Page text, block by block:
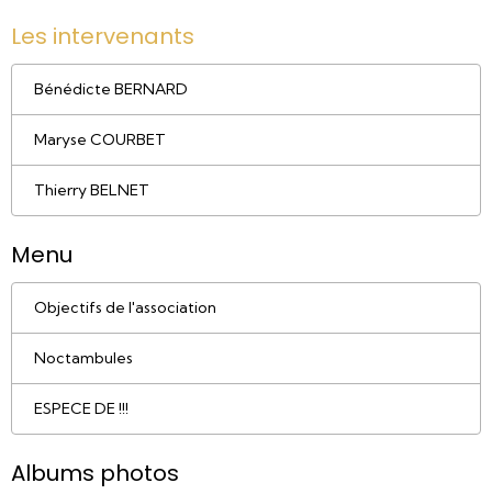
Les intervenants
Bénédicte BERNARD
Maryse COURBET
Thierry BELNET
Menu
Objectifs de l'association
Noctambules
ESPECE DE !!!
Albums photos